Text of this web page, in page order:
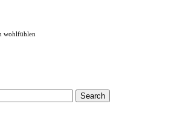
wohlfühlen
Search